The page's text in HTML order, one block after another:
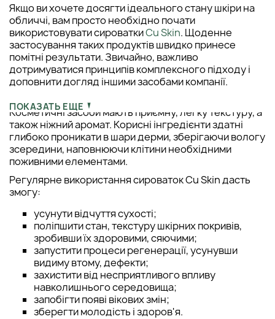
Якщо ви хочете досягти ідеального стану шкіри на
обличчі, вам просто необхідно почати
використовувати сироваткиCu Skin. Щоденне
застосування таких продуктів швидко принесе
помітні результати. Звичайно, важливо
дотримуватися принципів комплексного підходу і
доповнити догляд іншими засобами компанії.
Косметичні засоби мають приємну, легку текстуру, а
також ніжний аромат. Корисні інгредієнти здатні
глибоко проникати в шари дерми, зберігаючи вологу
зсередини, наповнюючи клітини необхідними
поживними елементами.
Регулярне використання сироваток Cu Skin дасть
змогу:
усунути відчуття сухості;
поліпшити стан, текстуру шкірних покривів,
зробивши їх здоровими, сяючими;
запустити процеси регенерації, усунувши
видиму втому, дефекти;
захистити від несприятливого впливу
навколишнього середовища;
запобігти появі вікових змін;
зберегти молодість і здоров'я.
ПОКАЗАТЬ ЕЩЕ